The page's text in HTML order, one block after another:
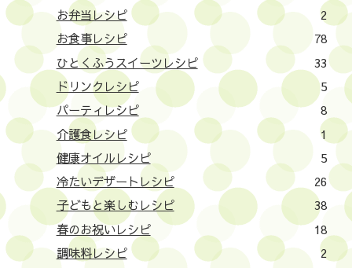
お弁当レシピ
2
お食事レシピ
78
ひとくふうスイーツレシピ
33
ドリンクレシピ
5
パーティレシピ
8
介護食レシピ
1
健康オイルレシピ
5
冷たいデザートレシピ
26
子どもと楽しむレシピ
38
春のお祝いレシピ
18
調味料レシピ
2